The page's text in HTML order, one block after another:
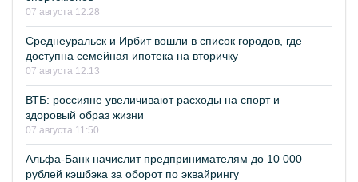
07 августа 12:28
Среднеуральск и Ирбит вошли в список городов, где
доступна семейная ипотека на вторичку
07 августа 12:13
ВТБ: россияне увеличивают расходы на спорт и
здоровый образ жизни
07 августа 11:50
Альфа-Банк начислит предпринимателям до 10 000
рублей кэшбэка за оборот по эквайрингу